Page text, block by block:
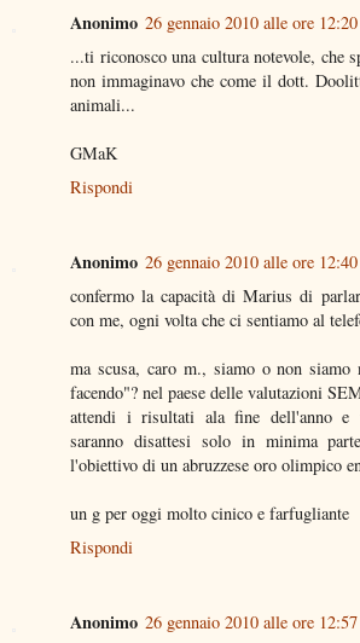
Anonimo 26 gennaio 2010 alle ore 12:20
...ti riconosco una cultura notevole, che
non immaginavo che come il dott.
animali...
GMaK
Rispondi
Anonimo 26 gennaio 2010 alle ore 12:40
confermo la capacità di Marius di
con me, ogni volta che ci sentiamo al
ma scusa, caro m., siamo o non siamo
facendo"? nel paese delle valutazioni
attendi i risultati ala fine dell'anno e
saranno disattesi solo in minima
l'obiettivo di un abruzzese oro olimpico
un g per oggi molto cinico e farfugliante
Rispondi
Anonimo 26 gennaio 2010 alle ore 12:57